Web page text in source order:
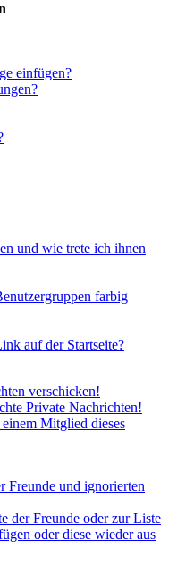
einfügen?
und wie trete ich ihnen
farbig
auf der Startseite?
verschicken!
Private Nachrichten!
Mitglied dieses
Freunde und ignorierten
der Freunde oder zur Liste
oder diese wieder aus